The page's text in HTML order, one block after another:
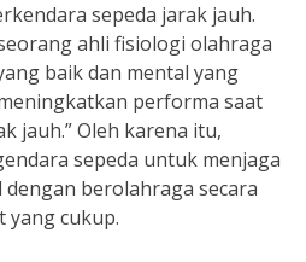
sepeda jarak jauh.
ahli fisiologi olahraga
baik dan mental yang
performa saat
jauh.” Oleh karena itu,
sepeda untuk menjaga
berolahraga secara
cukup.